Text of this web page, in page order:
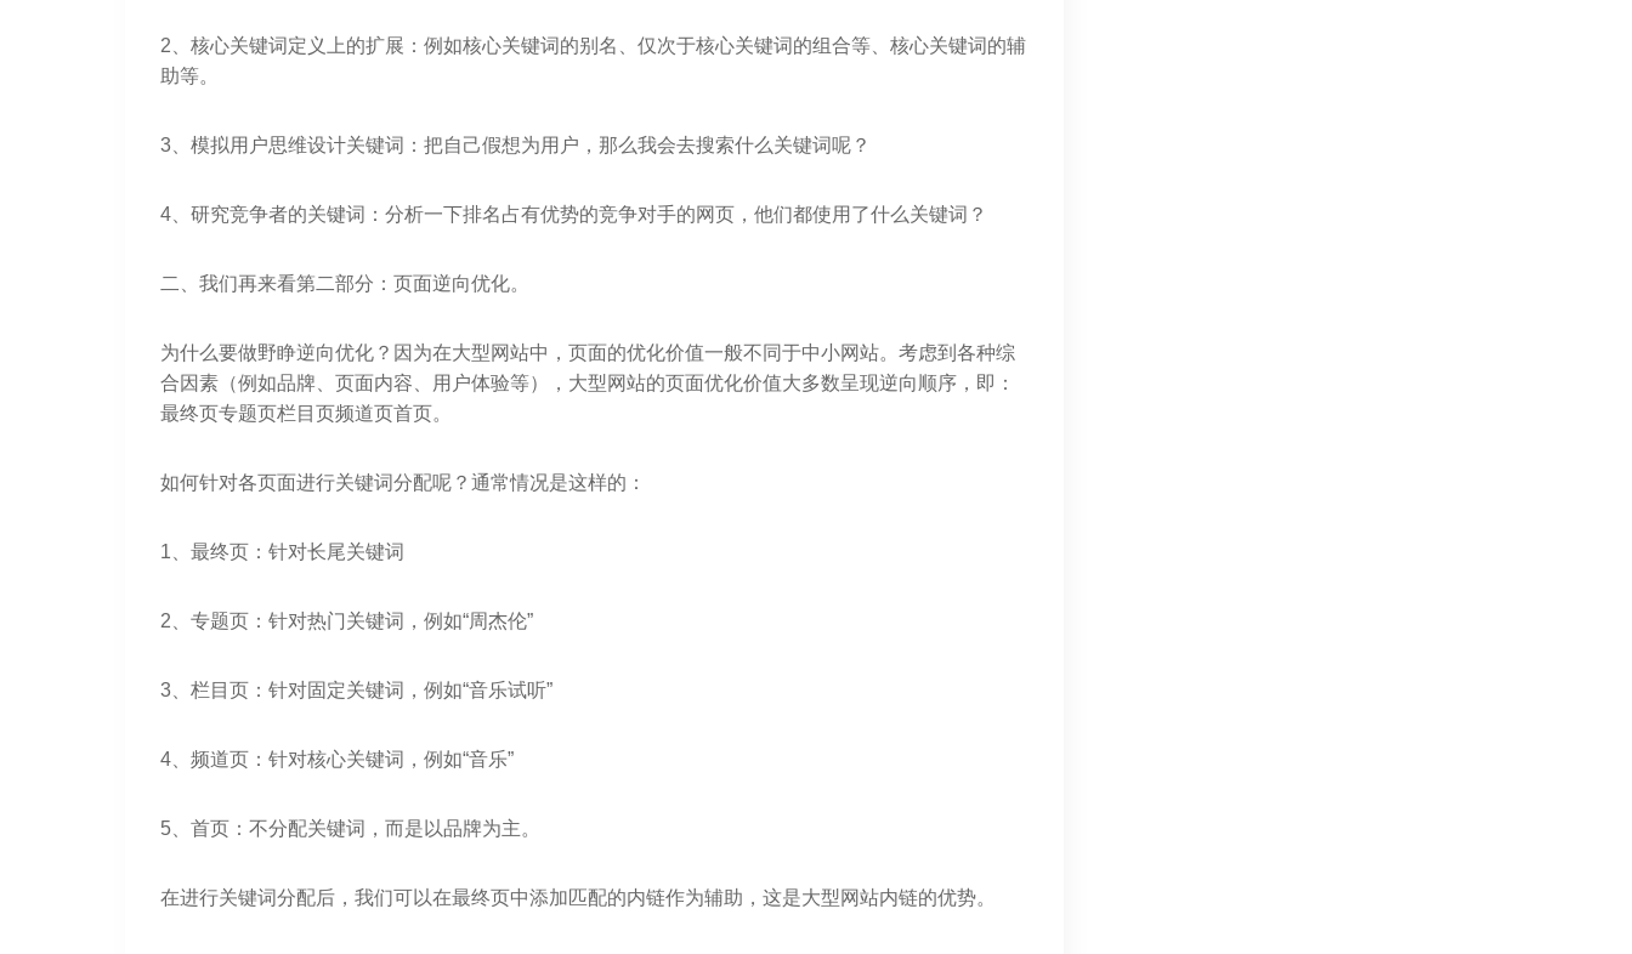
2、核心关键词定义上的扩展：例如核心关键词的别名、仅次于核心关键词的组合等、核心关键词的辅
助等。
3、模拟用户思维设计关键词：把自己假想为用户，那么我会去搜索什么关键词呢？
4、研究竞争者的关键词：分析一下排名占有优势的竞争对手的网页，他们都使用了什么关键词？
二、我们再来看第二部分：页面逆向优化。
为什么要做野睁逆向优化？因为在大型网站中，页面的优化价值一般不同于中小网站。考虑到各种综
合因素（例如品牌、页面内容、用户体验等），大型网站的页面优化价值大多数呈现逆向顺序，即：
最终页专题页栏目页频道页首页。
如何针对各页面进行关键词分配呢？通常情况是这样的：
1、最终页：针对长尾关键词
2、专题页：针对热门关键词，例如“周杰伦”
3、栏目页：针对固定关键词，例如“音乐试听”
4、频道页：针对核心关键词，例如“音乐”
5、首页：不分配关键词，而是以品牌为主。
在进行关键词分配后，我们可以在最终页中添加匹配的内链作为辅助，这是大型网站内链的优势。